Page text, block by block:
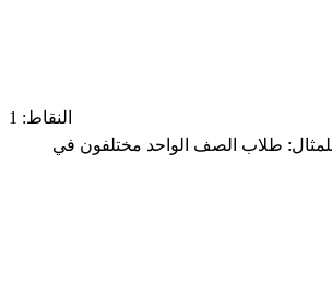
النقاط: 1
للمثال: طلاب الصف الواحد مختلفون في